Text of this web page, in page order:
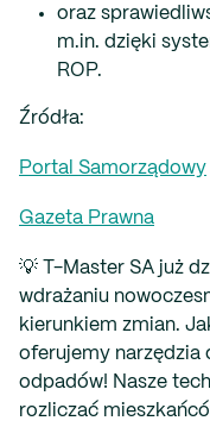
oraz
m.in. dzięki
ROP.
Źródła:
Portal Samorządowy
Gazeta Prawna
💡
T-Master SA już
wdrażaniu
kierunkiem zmian.
oferujemy narzędzia
odpadów! Nasze
rozliczać